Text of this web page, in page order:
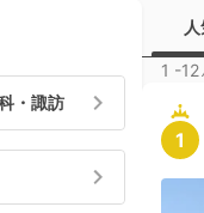
・諏訪
1 -12
1